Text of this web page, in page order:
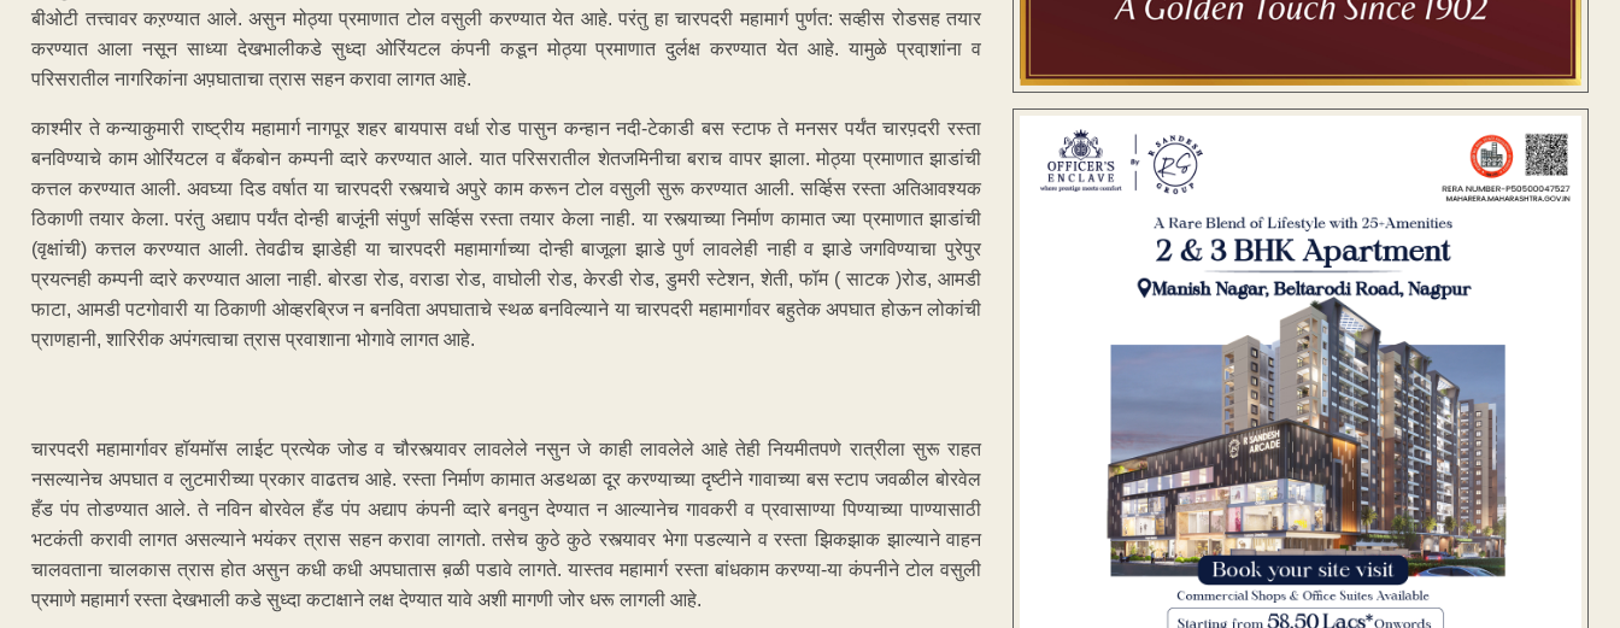
बीओटी तत्त्वावर कऱण्यात आले. असुन मोठ्या प्रमाणात टोल वसुली करण्यात येत आहे. परंतु हा चारपदरी महामार्ग पुर्णत: सव्हीस रोडसह तयार
करण्यात आला नसून साध्या देखभालीकडे सुध्दा ओरिंयटल कंपनी कडून मोठ्या प्रमाणात दुर्लक्ष करण्यात येत आहे. यामुळे प्रवा़शांना व
परिसरातील नागरिकांना अप़घाताचा त्रास सहन करावा लागत आहे.
काश्मीर ते कन्याकुमारी राष्ट्रीय महामार्ग नागपूर शहर बायपास वर्धा रोड पासुन कन्हान नदी-टेकाडी बस स्टाफ ते मनसर पर्यंत चारप़दरी रस्ता
बनविण्याचे काम ओरिंयटल व बँकबोन कम्पनी व्दारे करण्यात आले. यात परिसरातील शेतजमिनीचा बराच वापर झाला. मोठ्या प्रमाणात झाडांची
कत्तल करण्यात आली. अवघ्या दिड वर्षात या चारपदरी रस्त्याचे अपुरे काम करून टोल वसुली सुरू करण्यात आली. सर्व्हिस रस्ता अतिआवश्यक
ठिकाणी तयार केला. परंतु अद्याप पर्यंत दोन्ही बाजूंनी संपुर्ण सर्व्हिस रस्ता तयार केला नाही. या रस्त्याच्या निर्माण कामात ज्या प्रमाणात झाडांची
(वृक्षांची) कत्तल करण्यात आली. तेवढीच झाडेही या चारपदरी महामार्गाच्या दोन्ही बाजूला झाडे पुर्ण लावलेही नाही व झाडे जगविण्याचा पुरेपुर
प्रयत्नही कम्पनी व्दारे करण्यात आला नाही. बोरडा रोड, वराडा रोड, वाघोली रोड, केरडी रोड, डुमरी स्टेशन, शेती, फॉम ( साटक )रोड, आमडी
फाटा, आमडी पटगोवारी या ठिकाणी ओव्हरब्रिज न बनविता अपघाताचे स्थळ बनविल्याने या चारपदरी महामार्गावर बहुतेक अपघात होऊन लोकांची
प्राणहानी, शारिरीक अपंगत्वाचा त्रास प्रवाशाना भोगावे लागत आहे.
चारपदरी महामार्गावर हॉयमॉस लाईट प्रत्येक जोड व चौरस्त्यावर लावलेले नसुन जे काही लावलेले आहे तेही नियमीतपणे रात्रीला सुरू राहत
नसल्यानेच अपघात व लुटमारीच्या प्रकार वाढतच आहे. रस्ता निर्माण कामात अडथळा दूर करण्याच्या दृष्टीने गावाच्या बस स्टाप जवळील बोरवेल
हँड पंप तोडण्यात आले. ते नविन बोरवेल हँड पंप अद्याप कंपनी व्दारे बनवुन देण्यात न आल्यानेच गावकरी व प्रवासाण्या पिण्याच्या पाण्यासाठी
भटकंती करावी लागत असल्याने भयंकर त्रास सहन करावा लागतो. तसेच कुठे कुठे रस्त्यावर भेगा पडल्याने व रस्ता झिकझाक झाल्याने वाहन
चालवताना चालकास त्रास होत असुन कधी कधी अपघातास ब़ळी पडावे लागते. यास्तव महामार्ग रस्ता बांधकाम करण्या-या कंपनीने टोल वसुली
प्रमाणे महामार्ग रस्ता देखभाली कडे सुध्दा कटाक्षाने लक्ष देण्यात यावे अशी मागणी जोर धरू लागली आहे.